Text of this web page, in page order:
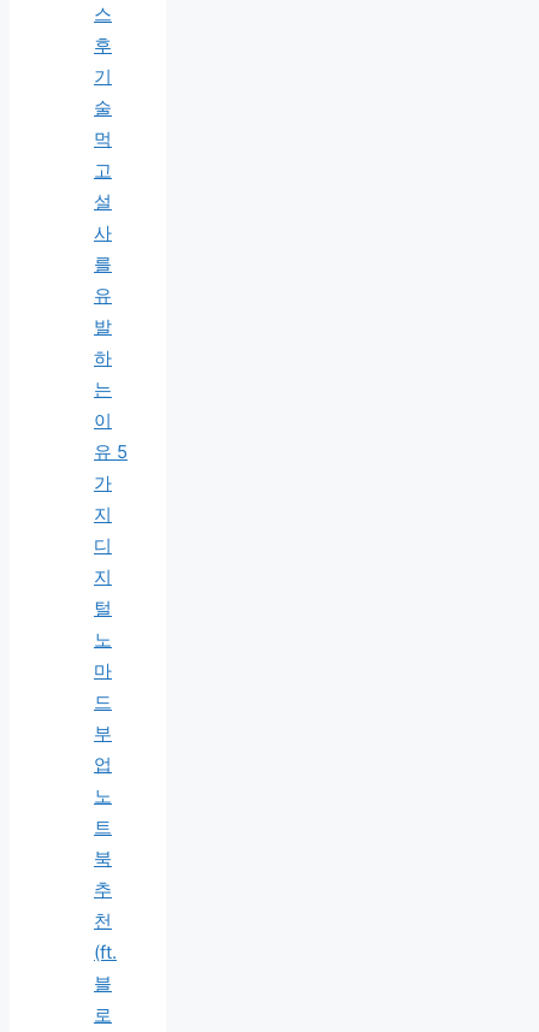
스
후
기
술
먹
고
설
사
를
유
발
하
는
이
유 5
가
지
디
지
털
노
마
드
부
업
노
트
북
추
천
(ft.
블
로